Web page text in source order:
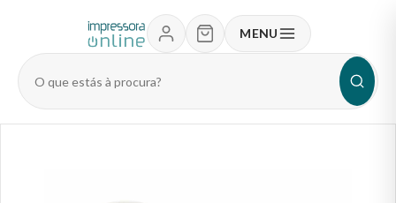
Pesquisar
produtos
MENU